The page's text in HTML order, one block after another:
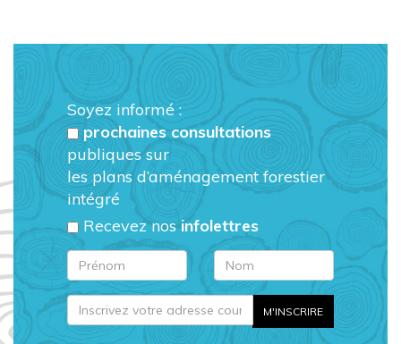
Soyez informé :
prochaines consultations
publiques sur
les plans d’aménagement forestier
intégré
Recevez nosinfolettres